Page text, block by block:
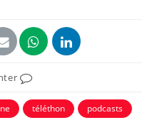
téléthon podcasts